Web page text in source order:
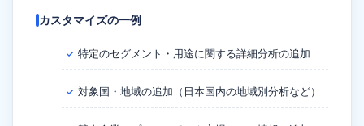
カスタマイズの一例
✓ 特定のセグメント・用途に関する詳細分析の追加
✓ 対象国・地域の追加（日本国内の地域別分析など）